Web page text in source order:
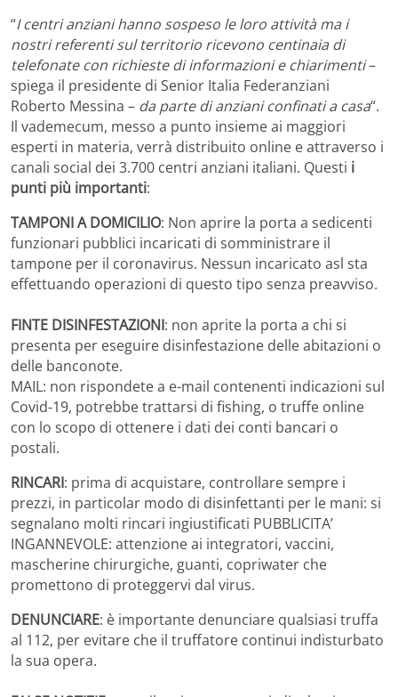
“I centri anziani hanno sospeso le loro attività ma i
nostri referenti sul territorio ricevono centinaia di
telefonate con richieste di informazioni e chiarimenti–
spiega il presidente di Senior Italia Federanziani
Roberto Messina – da parte di anziani confinati a casa“.
Il vademecum, messo a punto insieme ai maggiori
esperti in materia, verrà distribuito online e attraverso i
canali social dei 3.700 centri anziani italiani. Questi i
punti più importanti:
TAMPONI A DOMICILIO: Non aprire la porta a sedicenti
funzionari pubblici incaricati di somministrare il
tampone per il coronavirus. Nessun incaricato asl sta
effettuando operazioni di questo tipo senza preavviso.
FINTE DISINFESTAZIONI: non aprite la porta a chi si
presenta per eseguire disinfestazione delle abitazioni o
delle banconote.
MAIL: non rispondete a e-mail contenenti indicazioni sul
Covid-19, potrebbe trattarsi di fishing, o truffe online
con lo scopo di ottenere i dati dei conti bancari o
postali.
RINCARI: prima di acquistare, controllare sempre i
prezzi, in particolar modo di disinfettanti per le mani: si
segnalano molti rincari ingiustificati PUBBLICITA’
INGANNEVOLE: attenzione ai integratori, vaccini,
mascherine chirurgiche, guanti, copriwater che
promettono di proteggervi dal virus.
DENUNCIARE: è importante denunciare qualsiasi truffa
al 112, per evitare che il truffatore continui indisturbato
la sua opera.